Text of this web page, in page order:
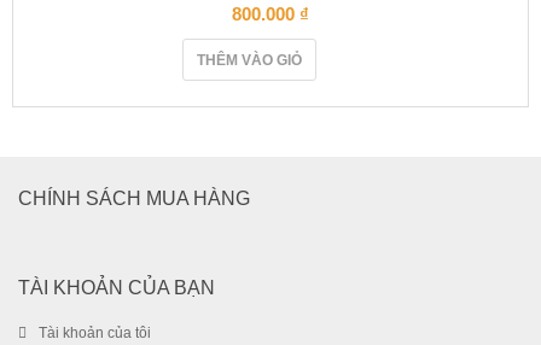
800.000 ₫
THÊM VÀO GIỎ
CHÍNH SÁCH MUA HÀNG
TÀI KHOẢN CỦA BẠN
Tài khoản của tôi